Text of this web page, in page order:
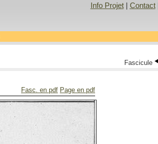
Info Projet| Contact|
Fascicule
Fasc. en pdf Page en pdf